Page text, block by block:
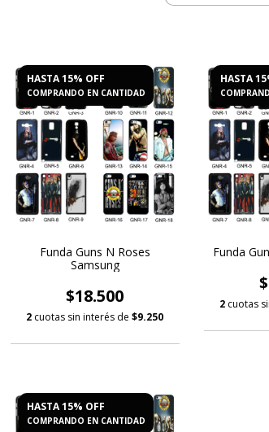
HASTA 15% OFF
COMPRANDO EN CANTIDAD
Funda Guns N Roses
Samsung
$18.500
2 cuotas sin interés de$9.250
HASTA
Funda
2 cuotas
HASTA 15% OFF
COMPRANDO EN CANTIDAD